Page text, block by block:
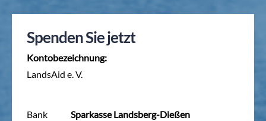
Spenden Sie jetzt
Kontobezeichnung:
LandsAid e. V.
Bank
Sparkasse Landsberg-Dießen